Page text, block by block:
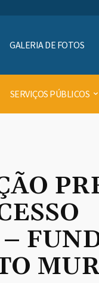
GALERIA DE FOTOS
SERVIÇOS PÚBLICOS